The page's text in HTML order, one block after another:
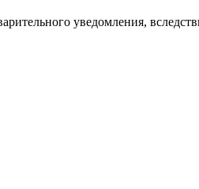
уведомления,